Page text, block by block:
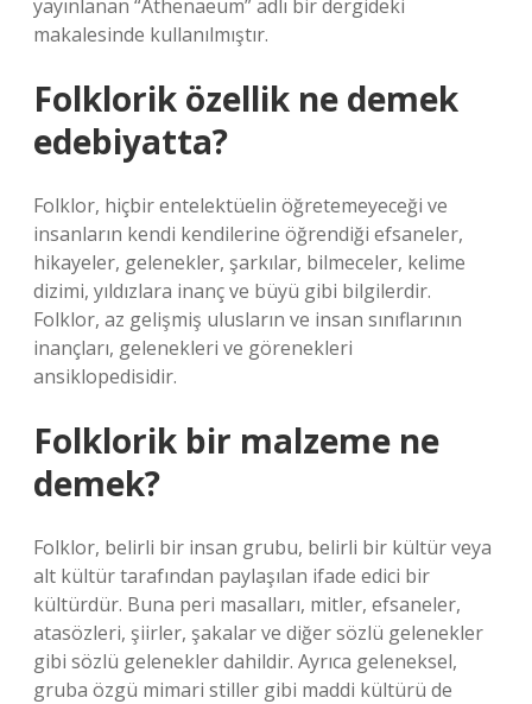
yayınlanan “Athenaeum” adlı bir dergideki
makalesinde kullanılmıştır.
Folklorik özellik ne demek
edebiyatta?
Folklor, hiçbir entelektüelin öğretemeyeceği ve
insanların kendi kendilerine öğrendiği efsaneler,
hikayeler, gelenekler, şarkılar, bilmeceler, kelime
dizimi, yıldızlara inanç ve büyü gibi bilgilerdir.
Folklor, az gelişmiş ulusların ve insan sınıflarının
inançları, gelenekleri ve görenekleri
ansiklopedisidir.
Folklorik bir malzeme ne
demek?
Folklor, belirli bir insan grubu, belirli bir kültür veya
alt kültür tarafından paylaşılan ifade edici bir
kültürdür. Buna peri masalları, mitler, efsaneler,
atasözleri, şiirler, şakalar ve diğer sözlü gelenekler
gibi sözlü gelenekler dahildir. Ayrıca geleneksel,
gruba özgü mimari stiller gibi maddi kültürü de